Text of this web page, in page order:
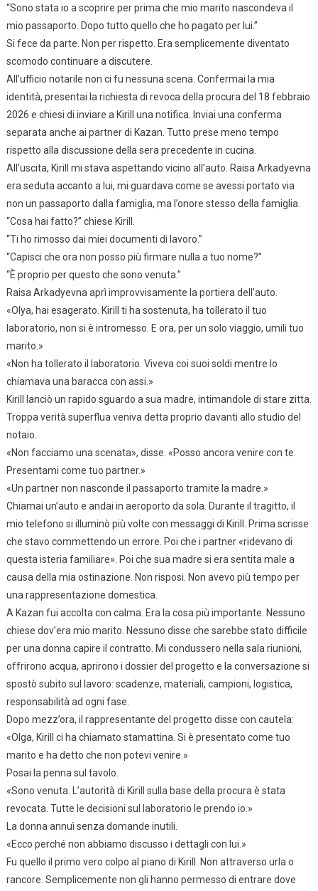
“Sono stata io a scoprire per prima che mio marito nascondeva il
mio passaporto. Dopo tutto quello che ho pagato per lui.”
Si fece da parte. Non per rispetto. Era semplicemente diventato
scomodo continuare a discutere.
All’ufficio notarile non ci fu nessuna scena. Confermai la mia
identità, presentai la richiesta di revoca della procura del 18 febbraio
2026 e chiesi di inviare a Kirill una notifica. Inviai una conferma
separata anche ai partner di Kazan. Tutto prese meno tempo
rispetto alla discussione della sera precedente in cucina.
All’uscita, Kirill mi stava aspettando vicino all’auto. Raisa Arkadyevna
era seduta accanto a lui, mi guardava come se avessi portato via
non un passaporto dalla famiglia, ma l’onore stesso della famiglia.
“Cosa hai fatto?” chiese Kirill.
“Ti ho rimosso dai miei documenti di lavoro.”
“Capisci che ora non posso più firmare nulla a tuo nome?”
“È proprio per questo che sono venuta.”
Raisa Arkadyevna aprì improvvisamente la portiera dell’auto.
«Olya, hai esagerato. Kirill ti ha sostenuta, ha tollerato il tuo
laboratorio, non si è intromesso. E ora, per un solo viaggio, umili tuo
marito.»
«Non ha tollerato il laboratorio. Viveva coi suoi soldi mentre lo
chiamava una baracca con assi.»
Kirill lanciò un rapido sguardo a sua madre, intimandole di stare zitta.
Troppa verità superflua veniva detta proprio davanti allo studio del
notaio.
«Non facciamo una scenata», disse. «Posso ancora venire con te.
Presentami come tuo partner.»
«Un partner non nasconde il passaporto tramite la madre.»
Chiamai un’auto e andai in aeroporto da sola. Durante il tragitto, il
mio telefono si illuminò più volte con messaggi di Kirill. Prima scrisse
che stavo commettendo un errore. Poi che i partner «ridevano di
questa isteria familiare». Poi che sua madre si era sentita male a
causa della mia ostinazione. Non risposi. Non avevo più tempo per
una rappresentazione domestica.
A Kazan fui accolta con calma. Era la cosa più importante. Nessuno
chiese dov’era mio marito. Nessuno disse che sarebbe stato difficile
per una donna capire il contratto. Mi condussero nella sala riunioni,
offrirono acqua, aprirono i dossier del progetto e la conversazione si
spostò subito sul lavoro: scadenze, materiali, campioni, logistica,
responsabilità ad ogni fase.
Dopo mezz’ora, il rappresentante del progetto disse con cautela:
«Olga, Kirill ci ha chiamato stamattina. Si è presentato come tuo
marito e ha detto che non potevi venire.»
Posai la penna sul tavolo.
«Sono venuta. L’autorità di Kirill sulla base della procura è stata
revocata. Tutte le decisioni sul laboratorio le prendo io.»
La donna annuì senza domande inutili.
«Ecco perché non abbiamo discusso i dettagli con lui.»
Fu quello il primo vero colpo al piano di Kirill. Non attraverso urla o
rancore. Semplicemente non gli hanno permesso di entrare dove